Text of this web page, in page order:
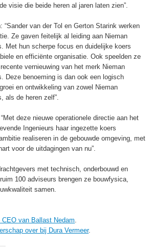
visie die beide heren al jaren laten zien”.
“Sander van der Tol en Gerton Starink werken
Ze gaven feitelijk al leiding aan Nieman
Met hun scherpe focus en duidelijke koers
en efficiënte organisatie. Ook speelden ze
vernieuwing van het merk Nieman
Deze benoeming is dan ook een logisch
en ontwikkeling van zowel Nieman
als de heren zelf”.
deze nieuwe operationele directie aan het
Ingenieurs haar ingezette koers
realiseren in de gebouwde omgeving, met
voor de uitdagingen van nu”.
met technisch, onderbouwd en
100 adviseurs brengen ze bouwfysica,
samen.
van Ballast Nedam.
over bij Dura Vermeer.